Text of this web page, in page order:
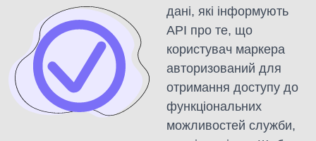
дані, які інформують
API про те, що
користувач маркера
авторизований для
отримання доступу до
функціональних
можливостей служби,